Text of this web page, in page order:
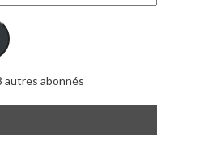
autres abonnés